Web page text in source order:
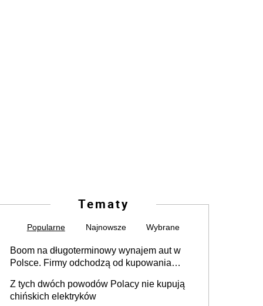
Tematy
Popularne Najnowsze Wybrane
Boom na długoterminowy wynajem aut w
Polsce. Firmy odchodzą od kupowania
Z tych dwóch powodów Polacy nie kupują
chińskich elektryków